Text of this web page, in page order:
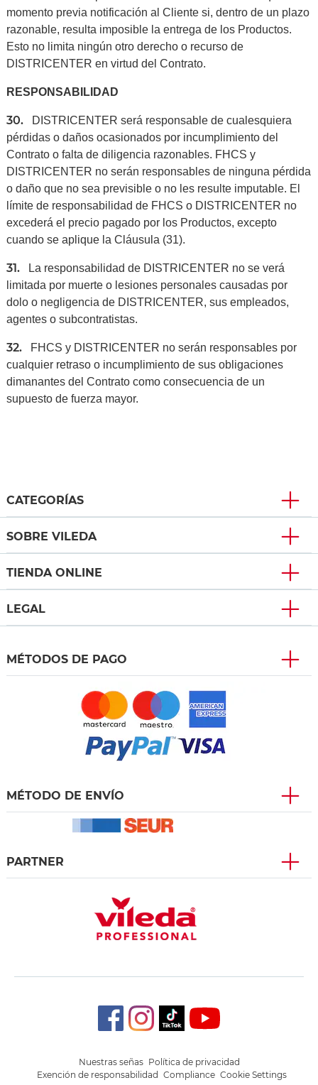
momento previa notificación al Cliente si, dentro de un plazo
razonable, resulta imposible la entrega de los Productos.
Esto no limita ningún otro derecho o recurso de
DISTRICENTER en virtud del Contrato.
RESPONSABILIDAD
30.
DISTRICENTER será responsable de cualesquiera
pérdidas o daños ocasionados por incumplimiento del
Contrato o falta de diligencia razonables. FHCS y
DISTRICENTER no serán responsables de ninguna pérdida
o daño que no sea previsible o no les resulte imputable. El
límite de responsabilidad de FHCS o DISTRICENTER no
excederá el precio pagado por los Productos, excepto
cuando se aplique la Cláusula (31).
31.
La responsabilidad de DISTRICENTER no se verá
limitada por muerte o lesiones personales causadas por
dolo o negligencia de DISTRICENTER, sus empleados,
agentes o subcontratistas.
32.
FHCS y DISTRICENTER no serán responsables por
cualquier retraso o incumplimiento de sus obligaciones
dimanantes del Contrato como consecuencia de un
supuesto de fuerza mayor.
CATEGORÍAS
SOBRE VILEDA
TIENDA ONLINE
LEGAL
MÉTODOS DE PAGO
MÉTODO DE ENVÍO
PARTNER
Nuestras señas Política de privacidad
Exención de responsabilidad Compliance Cookie Settings